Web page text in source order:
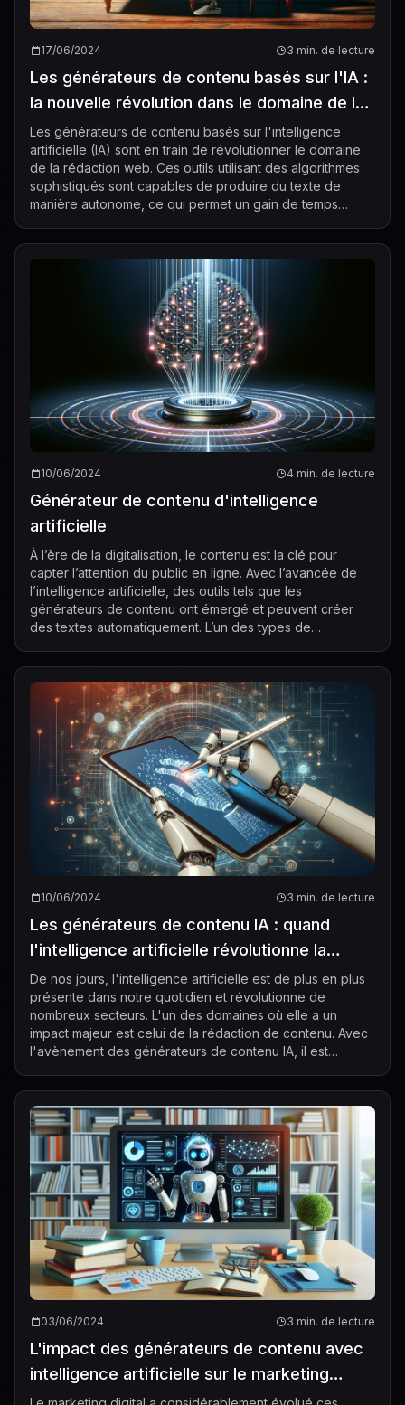
17/06/2024 3 min. de lecture
Les générateurs de contenu basés sur l'IA :
la nouvelle révolution dans le domaine de la
rédaction web
Les générateurs de contenu basés sur l'intelligence
artificielle (IA) sont en train de révolutionner le domaine
de la rédaction web. Ces outils utilisant des algorithmes
sophistiqués sont capables de produire du texte de
manière autonome, ce qui permet un gain de temps
10/06/2024 4 min. de lecture
Générateur de contenu d'intelligence
artificielle
À l’ère de la digitalisation, le contenu est la clé pour
capter l’attention du public en ligne. Avec l’avancée de
l’intelligence artificielle, des outils tels que les
générateurs de contenu ont émergé et peuvent créer
des textes automatiquement. L’un des types de
10/06/2024 3 min. de lecture
Les générateurs de contenu IA : quand
l'intelligence artificielle révolutionne la
rédaction
De nos jours, l'intelligence artificielle est de plus en plus
présente dans notre quotidien et révolutionne de
nombreux secteurs. L'un des domaines où elle a un
impact majeur est celui de la rédaction de contenu. Avec
l'avènement des générateurs de contenu IA, il est
03/06/2024 3 min. de lecture
L'impact des générateurs de contenu avec
intelligence artificielle sur le marketing
digital